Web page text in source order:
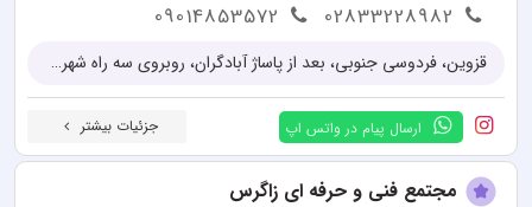
02833228982
09014853572
قزوین، فردوسی جنوبی، بعد از پاساژ آبادگران، روبروی سه راه شهرداری، جنب بانک صادرات
ارسال پیام در واتس اپ جزئیات بیشتر
مجتمع فنی و حرفه ای زاگرس